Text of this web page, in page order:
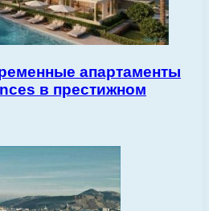
апартаменты
в престижном